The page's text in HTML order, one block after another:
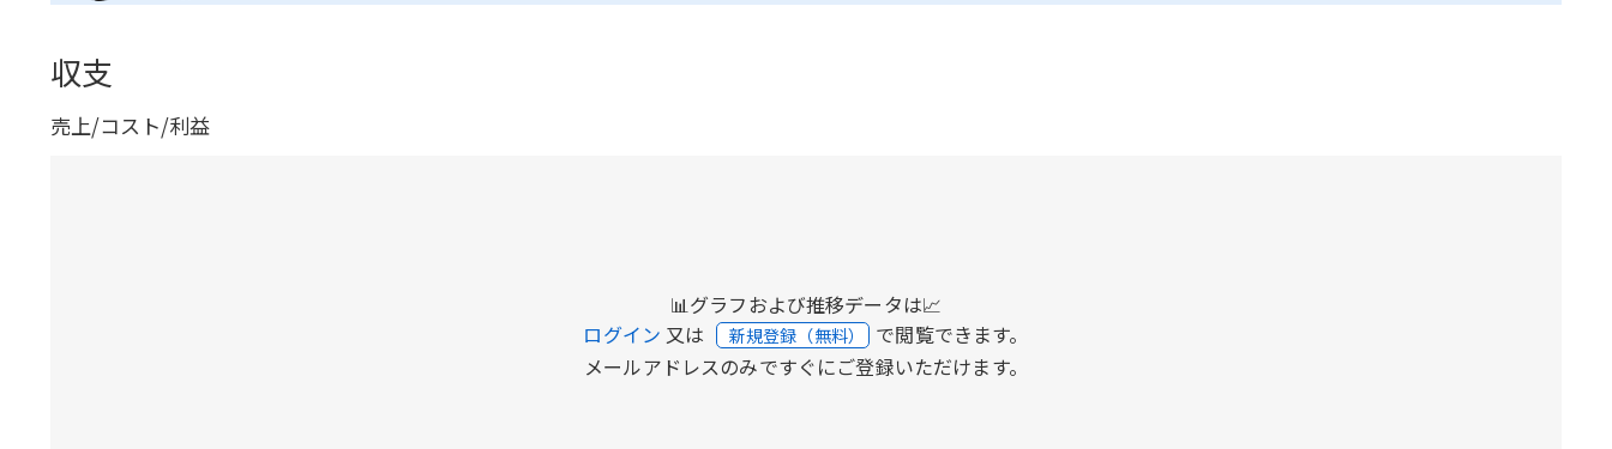
収支
売上/コスト/利益
📊グラフおよび推移データは📈
ログイン 又は 新規登録（無料） で閲覧できます。
メールアドレスのみですぐにご登録いただけます。